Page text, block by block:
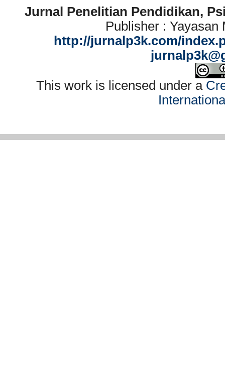
Jurnal Penelitian Pendidikan,
Publisher : Yayasan
http://jurnalp3k.com/
This work is licensed under a